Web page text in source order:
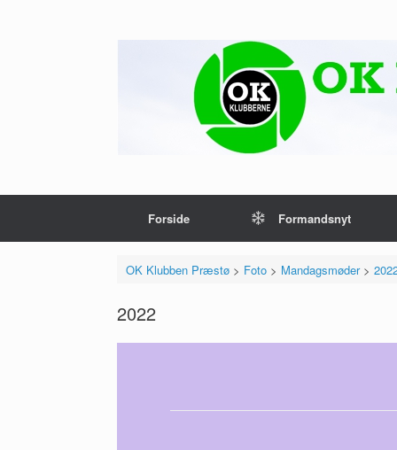
Forside Formandsnyt
OK Klubben Præstø> Foto> Mandagsmøder>
2022